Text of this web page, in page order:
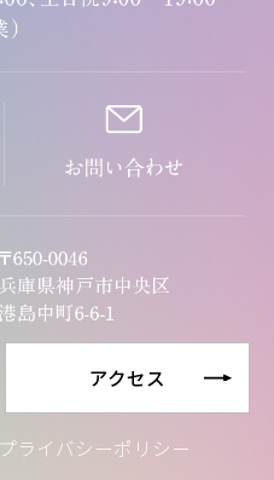
アクセス
プライバシーポリシー